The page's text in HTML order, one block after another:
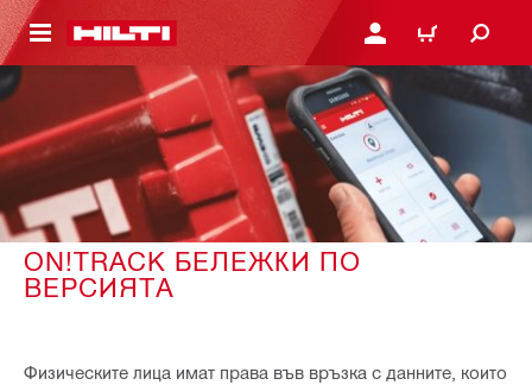
СЪДЪРЖАНИЕ ВЛЕЗ ИЛИ СЕ
КОЛИЧКА
ON!TRACK БЕЛЕЖКИ ПО
ВЕРСИЯТА
Физическите лица имат права във връзка с данните, които